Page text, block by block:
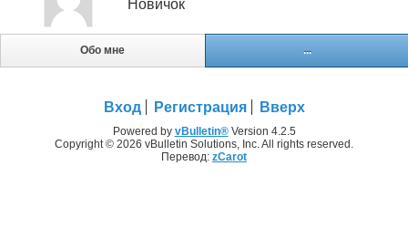
Новичок
Обо мне ...
Вход Регистрация Вверх
Powered by vBulletin®Version 4.2.5
Copyright © 2026 vBulletin Solutions, Inc. All rights reserved.
Перевод: zCarot